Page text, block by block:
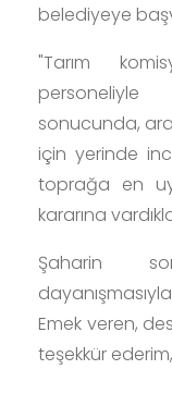
belediyeye
"Tarım
sonucunda,
için yerinde
toprağa en
kararına
Şaharin
Emek veren,
teşekkür